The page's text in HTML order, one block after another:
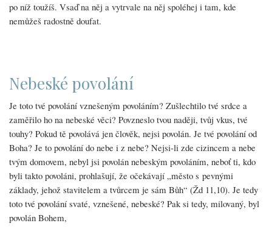
po níž toužíš. Vsaď na něj a vytrvale na něj spoléhej i tam, kde
nemůžeš radostně doufat.
Nebeské povolání
Je toto tvé povolání vznešeným povoláním? Zušlechtilo tvé srdce a
zaměřilo ho na nebeské věci? Povzneslo tvou naději, tvůj vkus, tvé
touhy? Pokud tě povolává jen člověk, nejsi povolán. Je tvé povolání od
Boha? Je to povolání do nebe i z nebe? Nejsi-li zde cizincem a nebe
tvým domovem, nebyl jsi povolán nebeským povoláním, neboť ti, kdo
byli takto povoláni, prohlašují, že očekávají „město s pevnými
základy, jehož stavitelem a tvůrcem je sám Bůh“ (Žd 11,10). Je tedy
toto tvé povolání svaté, vznešené, nebeské? Pak si tedy, milovaný, byl
povolán Bohem,